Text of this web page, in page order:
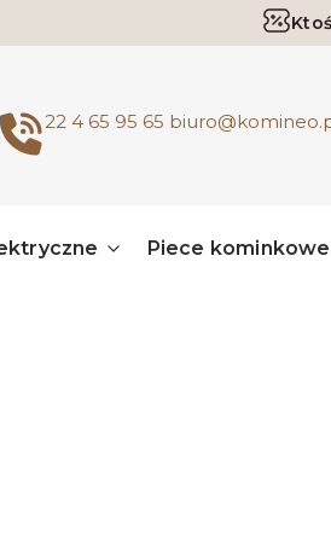
22 4 65 95 65
Piece kominkowe